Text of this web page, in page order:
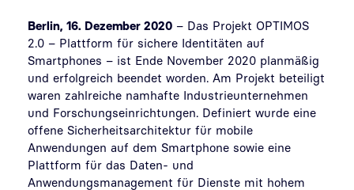
Berlin, 16. Dezember 2020 – Das Projekt OPTIMOS
2.0 – Plattform für sichere Identitäten auf
Smartphones – ist Ende November 2020 planmäßig
und erfolgreich beendet worden. Am Projekt beteiligt
waren zahlreiche namhafte Industrieunternehmen
und Forschungseinrichtungen. Definiert wurde eine
offene Sicherheitsarchitektur für mobile
Anwendungen auf dem Smartphone sowie eine
Plattform für das Daten- und
Anwendungsmanagement für Dienste mit hohem